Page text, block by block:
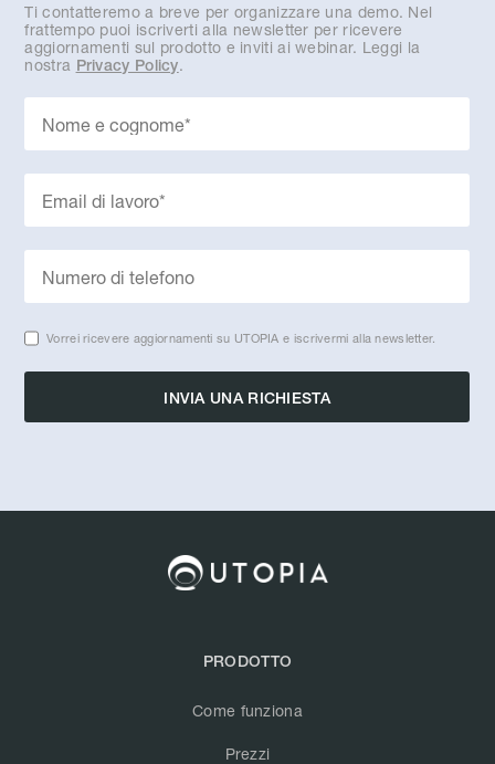
Ti contatteremo a breve per organizzare una demo. Nel
frattempo puoi iscriverti alla newsletter per ricevere
aggiornamenti sul prodotto e inviti ai webinar. Leggi la
nostra Privacy Policy.
Vorrei ricevere aggiornamenti su UTOPIA e iscrivermi alla newsletter.
PRODOTTO
Come funziona
Prezzi